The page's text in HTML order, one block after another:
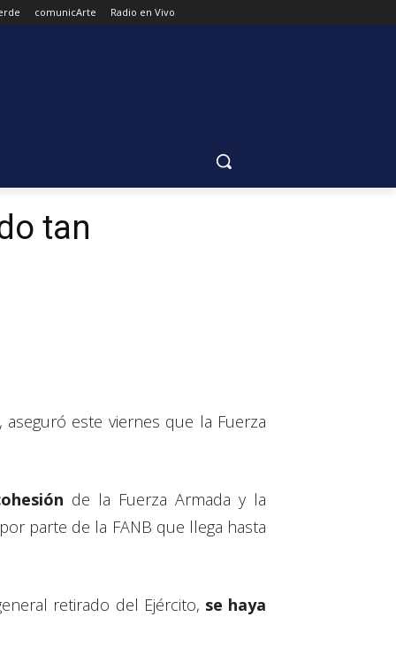
comunicArte Radio en Vivo
tan
este viernes que la Fuerza
de la Fuerza Armada y la
parte de la FANB que llega hasta
retirado del Ejército, se haya